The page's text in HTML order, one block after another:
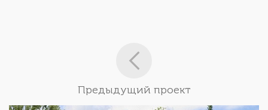
Предыдущий проект